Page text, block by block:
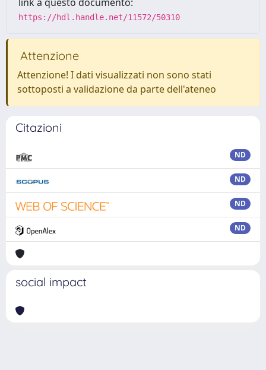
https://hdl.handle.net/11572/50310
Attenzione
Attenzione! I dati visualizzati non sono stati
sottoposti a validazione da parte dell'ateneo
Citazioni
ND
ND
ND
ND
social impact